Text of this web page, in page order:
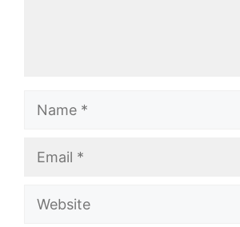
Website